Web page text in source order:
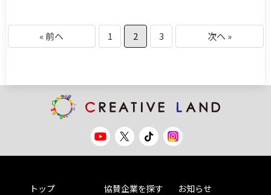
« 前へ 1 2 3 次へ »
トップ
協賛企業を探す
お知らせ